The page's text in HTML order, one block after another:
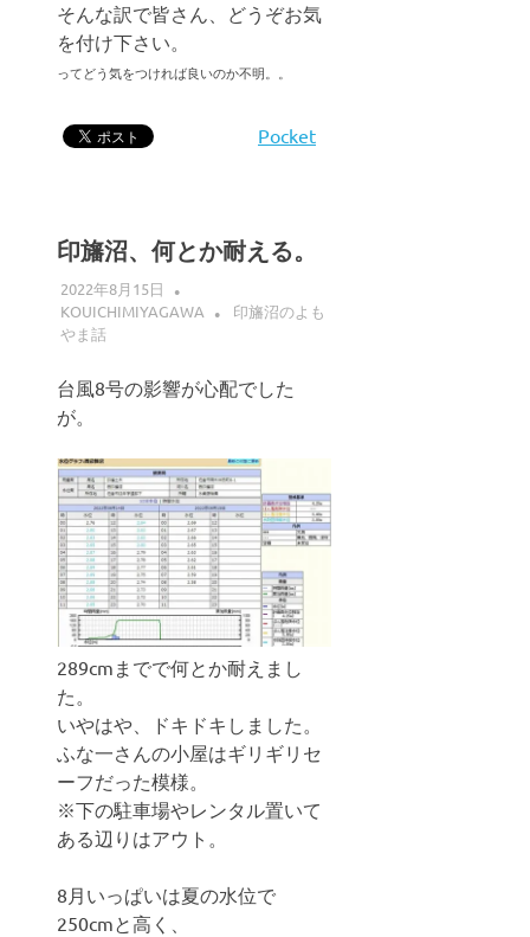
そんな訳で皆さん、どうぞお気
を付け下さい。
ってどう気をつければ良いのか不明。。
Pocket
印旛沼、何とか耐える。
2022年8月15日
KOUICHIMIYAGAWA
印旛沼のよも
やま話
台風8号の影響が心配でした
が。
289cmまでで何とか耐えまし
た。
いやはや、ドキドキしました。
ふな一さんの小屋はギリギリセ
ーフだった模様。
※下の駐車場やレンタル置いて
ある辺りはアウト。
8月いっぱいは夏の水位で
250cmと高く、